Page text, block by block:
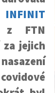
z FTN
za jejich